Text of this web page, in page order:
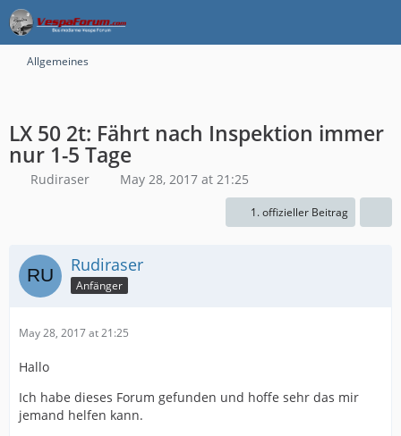
Allgemeines
LX 50 2t: Fährt nach Inspektion immer
nur 1-5 Tage
Rudiraser May 28, 2017 at 21:25
1. offizieller Beitrag
Rudiraser
Anfänger
May 28, 2017 at 21:25
Hallo
Ich habe dieses Forum gefunden und hoffe sehr das mir
jemand helfen kann.